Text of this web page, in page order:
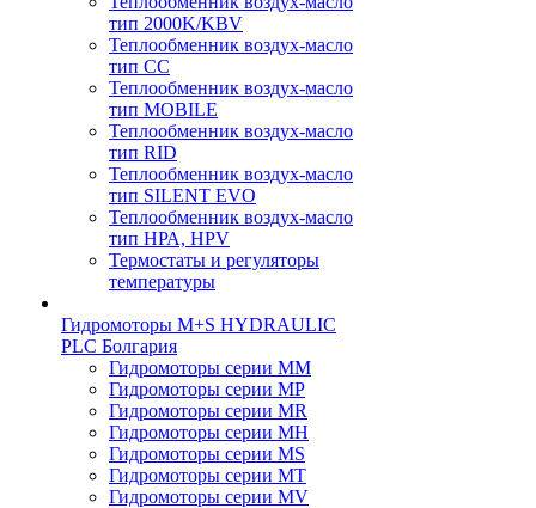
тип 2000K/KBV
Теплообменник воздух-масло
тип CC
Теплообменник воздух-масло
тип MOBILE
Теплообменник воздух-масло
тип RID
Теплообменник воздух-масло
тип SILENT EVO
Теплообменник воздух-масло
тип НРА, HPV
Термостаты и регуляторы
температуры
Гидромоторы M+S HYDRAULIC
PLC Болгария
Гидромоторы серии ММ
Гидромоторы серии МP
Гидромоторы серии МR
Гидромоторы серии МH
Гидромоторы серии МS
Гидромоторы серии МT
Гидромоторы серии МV